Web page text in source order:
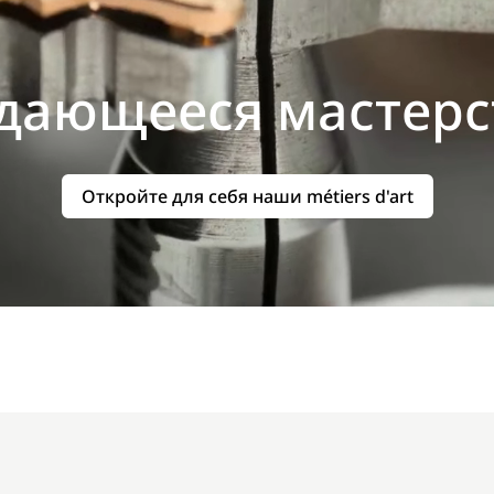
Откройте для себя наши métiers d'art